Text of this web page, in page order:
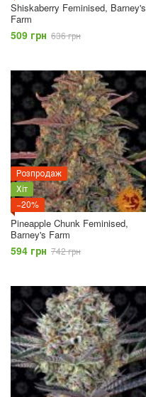
Shiskaberry Feminised, Barney's
Farm
509 грн 636 грн
Розпродаж
Хіт
−20%
Pineapple Chunk Feminised,
Barney's Farm
594 грн 742 грн